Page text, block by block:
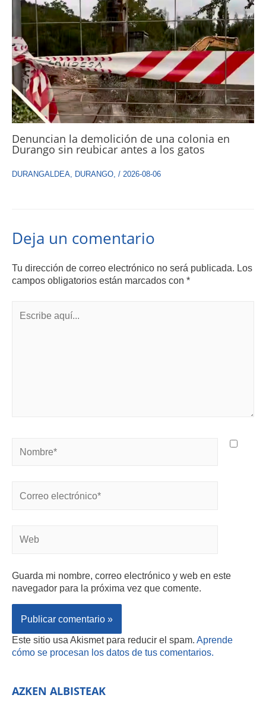
Denuncian la demolición de una colonia en
Durango sin reubicar antes a los gatos
DURANGALDEA, DURANGO, / 2026-08-06
Deja un comentario
Tu dirección de correo electrónico no será publicada. Los
campos obligatorios están marcados con *
Guarda mi nombre, correo electrónico y web en este
navegador para la próxima vez que comente.
Este sitio usa Akismet para reducir el spam. Aprende
cómo se procesan los datos de tus comentarios.
AZKEN ALBISTEAK